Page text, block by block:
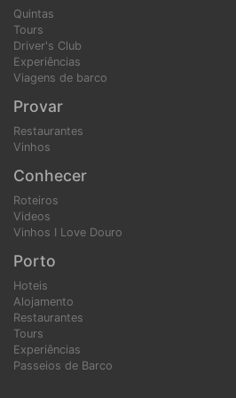
Quintas
Tours
Driver's Club
Experiências
Viagens de barco
Provar
Restaurantes
Vinhos
Conhecer
Roteiros
Videos
Vinhos I Love Douro
Porto
Hoteis
Alojamento
Restaurantes
Tours
Experiências
Passeios de Barco